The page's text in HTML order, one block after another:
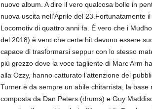
nuovo album. A dire il vero qualcosa bolle in
nuova uscita nell’Aprile del 23.Fortunatamente
Locomotiv di quattro anni fa. È vero che i
del 2018) è vero che certe hit devono essere
capace di trasformarsi seppur con lo stesso
più grezzo dove la voce tagliente di Marc Arm
alla Ozzy, hanno catturato l’attenzione del
Turner è da sempre un abile chitarrista, la
composta da Dan Peters (drums) e Guy